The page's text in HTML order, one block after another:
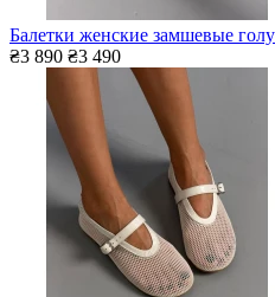
Балетки женские замшевые
₴3 890 ₴3 490